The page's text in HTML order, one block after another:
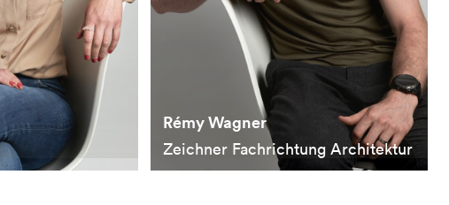
Rémy Wagner
Zeichner Fachrichtung Architektur